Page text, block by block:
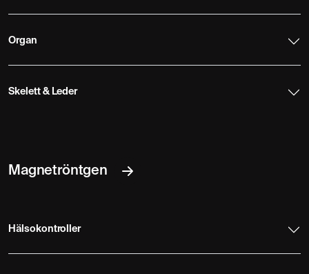
Organ
Skelett & Leder
Magnetröntgen
Hälsokontroller